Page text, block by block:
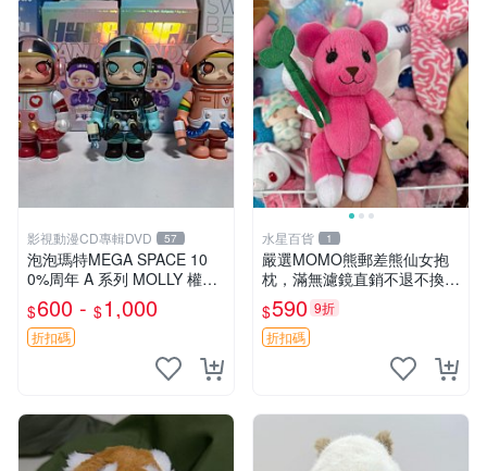
影視動漫CD專輯DVD 57
泡泡瑪特MEGA SPACE 10
0%周年 A 系列 MOLLY 權威
隱藏款 嚴選薄荷巧克力色 80
年代風味 權威推薦 合適收藏
$600 - $1,000
折扣碼
水星百貨 1
嚴選MOMO熊郵差熊仙女抱
枕，滿無濾鏡直銷不退不換
經典造型可愛必備 紅薯啵啵
間抱枕 抱枕 時尚
$590 9折
折扣碼